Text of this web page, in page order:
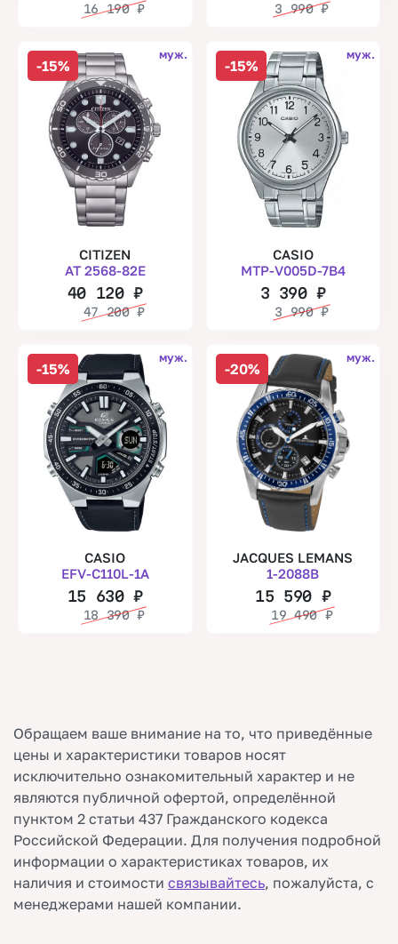
16 190₽ 3 990₽
-15%
муж.
CITIZEN
AT 2568-82E
40 120₽
47 200₽
-15%
муж.
CASIO
MTP-V005D-7B4
3 390₽
3 990₽
-15%
муж.
CASIO
EFV-C110L-1A
15 630₽
18 390₽
-20%
муж.
JACQUES LEMANS
1-2088B
15 590 ₽
19 490₽
Обращаем ваше внимание на то, что приведённые
цены и характеристики товаров носят
исключительно ознакомительный характер и не
являются публичной офертой, определённой
пунктом 2 статьи 437 Гражданского кодекса
Российской Федерации. Для получения подробной
информации о характеристиках товаров, их
наличия и стоимости связывайтесь, пожалуйста, с
менеджерами нашей компании.